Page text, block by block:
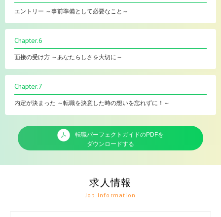
エントリー ～事前準備として必要なこと～
Chapter.6
面接の受け方 ～あなたらしさを大切に～
Chapter.7
内定が決まった ～転職を決意した時の想いを忘れずに！～
転職パーフェクトガイドのPDFを
ダウンロードする
求人情報
Job Information